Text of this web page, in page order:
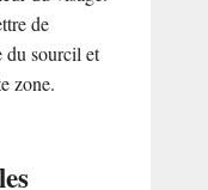
de
du sourcil et
zone.